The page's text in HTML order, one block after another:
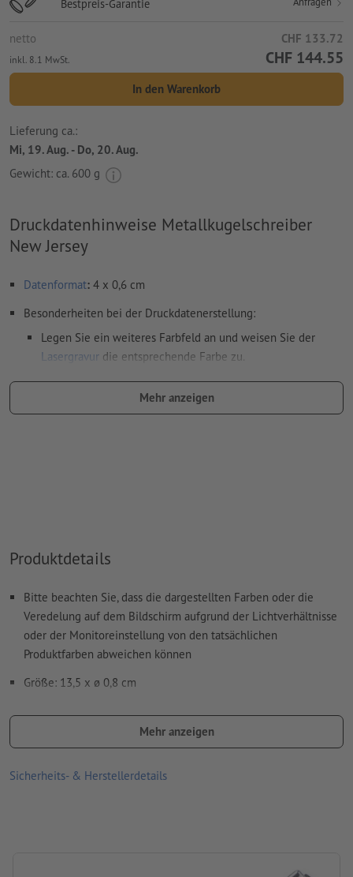
Bestpreis-Garantie
netto CHF 133.72
inkl. 8.1 MwSt. CHF 144.55
In den Warenkorb
Lieferung ca.:
Mi, 19. Aug. - Do, 20. Aug.
Gewicht: ca. 600 g
Druckdatenhinweise Metallkugelschreiber
New Jersey
Datenformat: 4 x 0,6 cm
Besonderheiten bei der Druckdatenerstellung:
Legen Sie ein weiteres Farbfeld an und weisen Sie der
Lasergravur die entsprechende Farbe zu.
Benennung des Farbfelds: "Laser"
Weitere Informationen und Tipps zu
Rechtschreib- und Satzfehler werden von uns nicht geprüft
Wie lege ich Druckdaten richtig an?
Mehr anzeigen
Produktdetails
Bitte beachten Sie, dass die dargestellten Farben oder die
Veredelung auf dem Bildschirm aufgrund der Lichtverhältnisse
oder der Monitoreinstellung von den tatsächlichen
Produktfarben abweichen können
Größe: 13,5 x ø 0,8 cm
Information: rubberfinish Oberfläche
Mine: Kunststoffmine blauschreibend
Mehr anzeigen
Sicherheits- & Herstellerdetails